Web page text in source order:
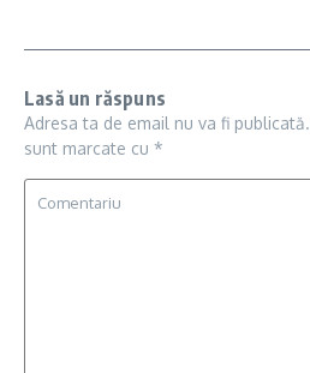
Lasă un răspuns
Adresa ta de email nu va fi publicată.
sunt marcate cu *